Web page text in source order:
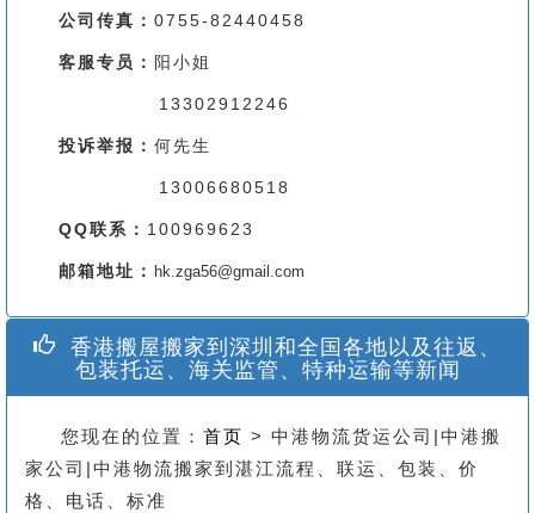
公司传真： 0755-82440458
客服专员： 阳小姐
13302912246
投诉举报： 何先生
13006680518
QQ联系： 100969623
邮箱地址： hk.zga56@gmail.com
香港搬屋搬家到深圳和全国各地以及往返、
包装托运、海关监管、特种运输等新闻
您现在的位置： 首页 > 中港物流货运公司|中港搬
家公司|中港物流搬家到湛江流程、联运、包装、价
格、电话、标准